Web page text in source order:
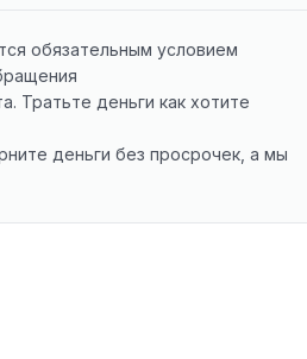
обязательным условием
Тратьте деньги как хотите
деньги без просрочек, а мы